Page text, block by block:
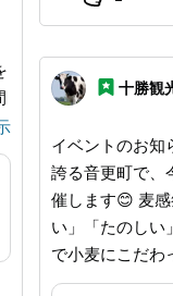
十勝観
イベントのお知らせ📣 8/8（土）小麦の
誇る音更町で、
催します😊 麦感祭は、小麦を通して、音更の「おいし
い」「たのしい
で小麦にこだわ
会場は、音更